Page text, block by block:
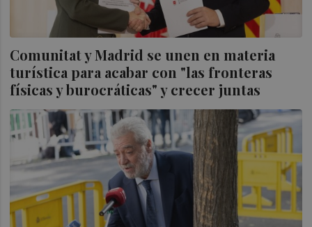
Comunitat y Madrid se unen en materia
turística para acabar con "las fronteras
físicas y burocráticas" y crecer juntas